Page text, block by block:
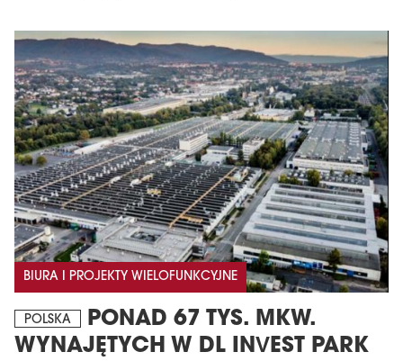
BIURA I PROJEKTY WIELOFUNKCYJNE
POLSKA
PONAD 67 TYS. MKW.
WYNAJĘTYCH W DL INVEST PARK